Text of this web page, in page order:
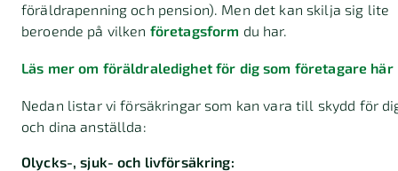
föräldrapenning och pension). Men det kan skilja sig lite
beroende på vilken företagsform du har.
Läs mer om föräldraledighet för dig som företagare här
Nedan listar vi försäkringar som kan vara till skydd för
och dina anställda:
Olycks-, sjuk- och livförsäkring: